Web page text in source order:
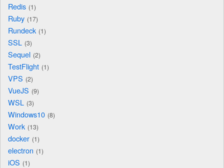
Redis 1
Ruby 17
Rundeck 1
SSL 3
Sequel 2
TestFlight 1
VPS 2
VueJS 9
WSL 3
Windows10 8
Work 13
docker 1
electron 1
iOS 1